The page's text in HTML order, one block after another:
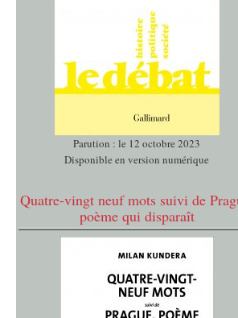
Parution : le 12 octobre 2023
Disponible en version numérique
Quatre-vingt neuf mots suivi de
poème qui disparaît